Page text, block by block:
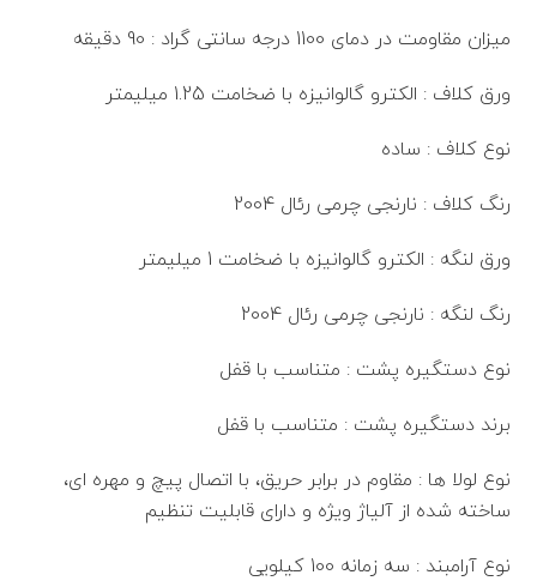
میزان مقاومت در دمای 1100 درجه سانتی گراد : 90 دقیقه
ورق کلاف : الکترو گالوانیزه با ضخامت 1.25 میلیمتر
نوع کلاف : ساده
رنگ کلاف : نارنجی چرمی رئال 2004
ورق لنگه : الکترو گالوانیزه با ضخامت 1 میلیمتر
رنگ لنگه : نارنجی چرمی رئال 2004
نوع دستگیره پشت : متناسب با قفل
برند دستگیره پشت : متناسب با قفل
نوع لولا ها : مقاوم در برابر حریق، با اتصال پیچ و مهره ای،
ساخته شده از آلیاژ ویژه و دارای قابلیت تنظیم
نوع آرامبند : سه زمانه 100 کیلویی